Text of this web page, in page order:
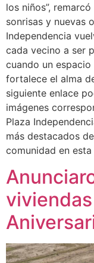
los niños”,
sonrisas y nuevas
Independencia
cada vecino a ser
cuando un
fortalece el alma
siguiente enlace
imágenes
Plaza
más destacados
comunidad en